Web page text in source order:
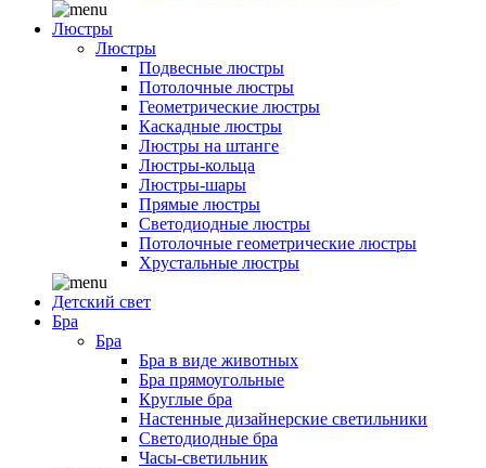
Люстры
Люстры
Подвесные люстры
Потолочные люстры
Геометрические люстры
Каскадные люстры
Люстры на штанге
Люстры-кольца
Люстры-шары
Прямые люстры
Светодиодные люстры
Потолочные геометрические люстры
Хрустальные люстры
Детский свет
Бра
Бра
Бра в виде животных
Бра прямоугольные
Круглые бра
Настенные дизайнерские светильники
Светодиодные бра
Часы-светильник